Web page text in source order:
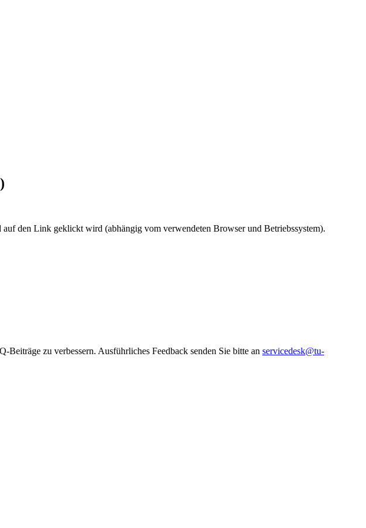
den Link geklickt wird (abhängig vom verwendeten Browser und Betriebssystem).
zu verbessern. Ausführliches Feedback senden Sie bitte an servicedesk@tu-